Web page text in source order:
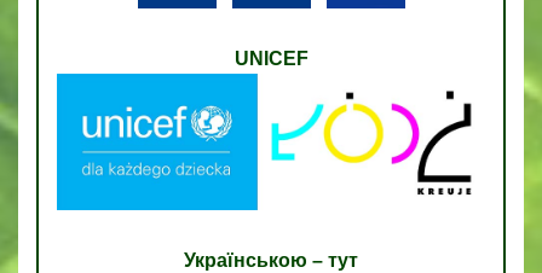
UNICEF
Українською – тут